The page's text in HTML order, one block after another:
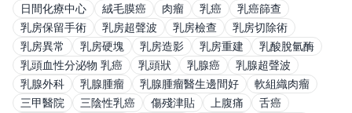
日間化療中心
絨毛膜癌 肉瘤 乳癌
乳癌篩查
乳房保留手術
乳房超聲波 乳房檢查
乳房切除術
乳房異常
乳房硬塊 乳房造影 乳房重建
乳酸脫氫酶
乳頭血性分泌物 乳癌
乳頭狀 乳腺癌
乳腺超聲波
乳腺外科
乳腺腫瘤 乳腺腫瘤醫生邊間好
軟組織肉瘤
三甲醫院
三陰性乳癌 傷殘津貼 上腹痛
舌癌